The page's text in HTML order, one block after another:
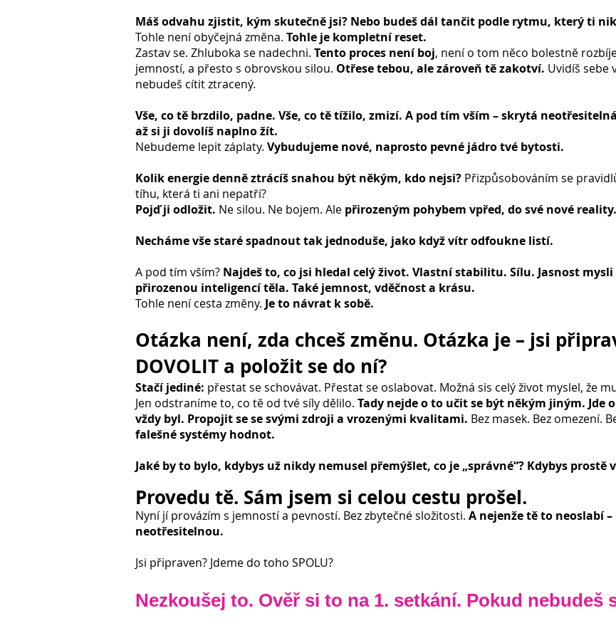
Máš odvahu zjistit, kým skutečně jsi? Nebo budeš dál tančit podle rytmu, který ti
Tohle není obyčejná změna. Tohle je kompletní reset.
Zastav se. Zhluboka se nadechni. Tento proces není boj, není o tom něco bolestně
jemností, a přesto s obrovskou silou. Otřese tebou, ale zároveň tě zakotví. Uvidíš sebe
nebudeš cítit ztracený.
Vše, co tě brzdilo, padne. Vše, co tě tížilo, zmizí. A pod tím vším – skrytá
až si ji dovolíš naplno žít.
Nebudeme lepit záplaty. Vybudujeme nové, naprosto pevné jádro tvé bytosti.
Kolik energie denně ztrácíš snahou být někým, kdo nejsi? Přizpůsobováním se
tíhu, která ti ani nepatří?
Pojď ji odložit. Ne silou. Ne bojem. Ale přirozeným pohybem vpřed, do své nové reality.
Necháme vše staré spadnout tak jednoduše, jako když vítr odfoukne listí.
A pod tím vším? Najdeš to, co jsi hledal celý život. Vlastní stabilitu. Sílu. Jasnost
přirozenou inteligencí těla. Také jemnost, vděčnost a krásu.
Tohle není cesta změny. Je to návrat k sobě.
Otázka není, zda chceš změnu. Otázka je – jsi
DOVOLIT a položit se do ní?
Stačí jediné: přestat se schovávat. Přestat se oslabovat. Možná sis celý život myslel, že
Jen odstraníme to, co tě od tvé síly dělilo. Tady nejde o to učit se být někým jiným. Jde
vždy byl. Propojit se se svými zdroji a vrozenými kvalitami. Bez masek. Bez omezení.
falešné systémy hodnot.
Jaké by to bylo, kdybys už nikdy nemusel přemýšlet, co je „správné“? Kdybys prostě
Provedu tě. Sám jsem si celou cestu prošel.
Nyní jí provázím s jemností a pevností. Bez zbytečné složitosti. A nejenže tě to neoslabí
neotřesitelnou.
Jsi připraven? Jdeme do toho SPOLU?
Nezkoušej to. Ověř si to na 1. setkání. Pokud nebudeš